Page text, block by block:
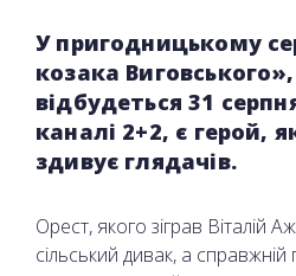
У пригодницькому
козака
відбудеться 31
каналі 2+2, є герой,
здивує глядачів.
Орест, якого зіграв Віталій
сільський дивак, а справжній